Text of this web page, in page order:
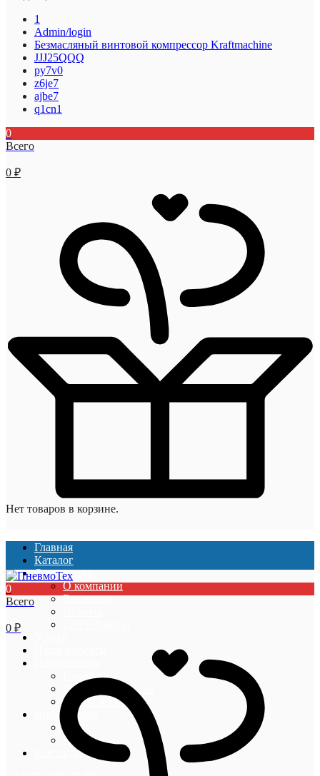
1
Admin/login
Безмасляный винтовой компрессор Kraftmaсhine
JJJ25QQQ
py7v0
z6je7
ajbe7
q1cn1
0
Всего
0 ₽
Нет товаров в корзине.
Главная
Каталог
О компании
О компании
Вакансии
Гарантии
Оплата и доставка
Акции и скидки
Информация
Блог
Новости
Контакты
0
Всего
0 ₽